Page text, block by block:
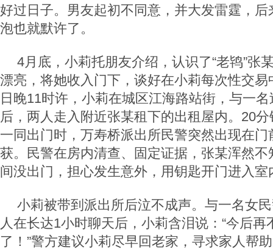
好过日子。男友起初不同意，并大发雷霆，
泡也就默许了。
4月底，小莉托朋友介绍，认识了“老鸨”张
漂亮，将她收入门下，谈好在小莉每次性交
日晚11时许，小莉在城区江海路站街，与一
后，两人走入附近张某租下的出租屋内。20
一同出门时，万寿桥派出所民警突然出现在
获。民警在房内清查、固定证据，张某浑然
间没出门，担心发生意外，用钥匙开门进入室
小莉被带到派出所后泣不成声。与一名女
人在长达1小时聊天后，小莉含泪说：“今后再
了！”警方建议小莉尽早回老家，寻求家人帮